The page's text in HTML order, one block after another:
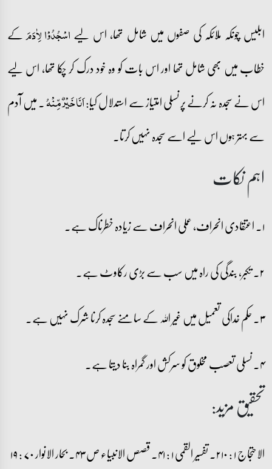
ابلیس چونکہ ملائکہ کی صفوں میں شامل تھا، اس لیےاسۡجُدُوۡا لِاٰدَمَکے
خطاب میں بھی شامل تھا اور اس بات کو وہ خود درک کر چکا تھا، اس لیے
اس نے سجدہ نہ کرنے پر نسلی امتیاز سے استدلال کیا:اَنَا خَیۡرٌ مِّنۡہُ۔ میں آدم
سے بہتر ہوں اس لیے اسے سجدہ نہیں کرتا۔
اہم نکات
۱۔ اعتقادی انحراف، عملی انحراف سے زیادہ خطرناک ہے۔
۲۔ تکبر، بندگی کی راہ میں سب سے بڑی رکاوٹ ہے۔
۳۔ حکم خداکی تعمیل میں غیر اللہ کے سامنے سجدہ کرنا شرک نہیں ہے۔
۴۔ نسلی تعصب مخلوق کو سرکش اور گمراہ بنا دیتا ہے۔
تحقیق مزید:
الاحتجاج ۱ : ۲۱۰۔ تفسیر القمی ۱ : ۴۱۔ قصص الانبیاء ص ۴۳۔ بحار الانوار ۷۰ : ۱۹